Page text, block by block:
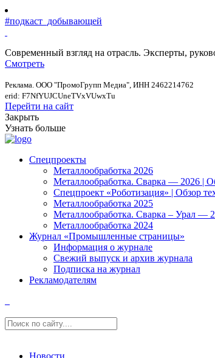
#подкаст_добывающей
Современный взгляд на отрасль. Эксперты,
Смотреть
Реклама. ООО "ПромоГрупп Медиа", ИНН 2462214762
erid: F7NfYUJCUneTVxVUwxTu
Перейти на сайт
Закрыть
Узнать больше
Спецпроекты
Металлообработка 2026
Металлообработка. Сварка — 2026 |
Спецпроект «Роботизация» | Обзор
Металлообработка 2025
Металлообработка. Сварка – Урал —
Металлообработка 2024
Журнал «Промышленные страницы»
Информация о журнале
Свежий выпуск и архив журнала
Подписка на журнал
Рекламодателям
Новости